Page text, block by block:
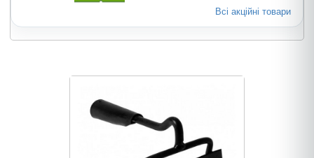
Всі акційні товари